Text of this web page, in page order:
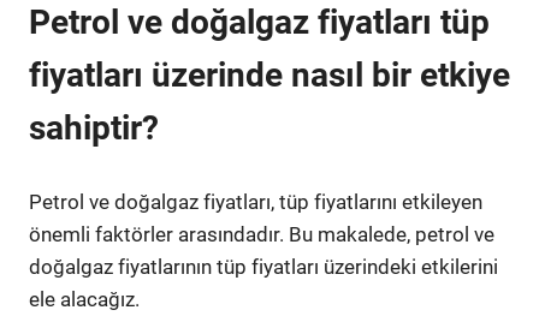
Petrol ve doğalgaz fiyatları tüp
fiyatları üzerinde nasıl bir etkiye
sahiptir?
Petrol ve doğalgaz fiyatları, tüp fiyatlarını etkileyen
önemli faktörler arasındadır. Bu makalede, petrol ve
doğalgaz fiyatlarının tüp fiyatları üzerindeki etkilerini
ele alacağız.